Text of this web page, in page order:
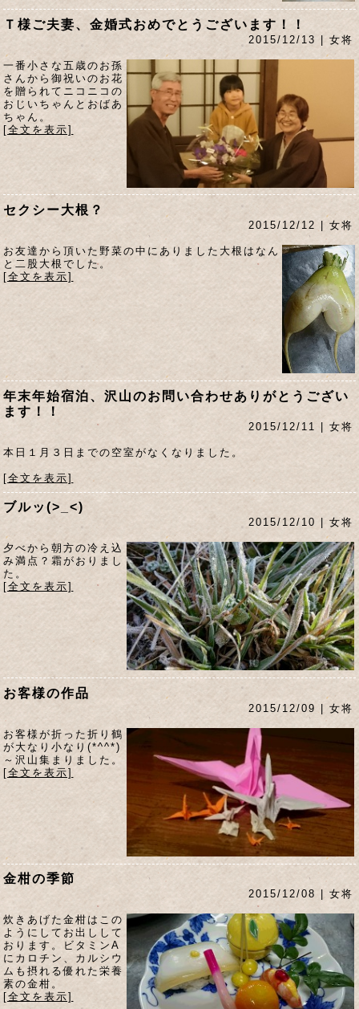
Ｔ様ご夫妻、金婚式おめでとうございます！！
2015/12/13 | 女将
一番小さな五歳のお孫
さんから御祝いのお花
を贈られてニコニコの
おじいちゃんとおばあ
ちゃん。
[全文を表示]
セクシー大根？
2015/12/12 | 女将
お友達から頂いた野菜の中にありました大根はなん
と二股大根でした。
[全文を表示]
年末年始宿泊、沢山のお問い合わせありがとうござい
ます！！
2015/12/11 | 女将
本日１月３日までの空室がなくなりました。
[全文を表示]
ブルッ(>_<)
2015/12/10 | 女将
夕べから朝方の冷え込
み満点？霜がおりまし
た。
[全文を表示]
お客様の作品
2015/12/09 | 女将
お客様が折った折り鶴
が大なり小なり(*^^*)
～沢山集まりました。
[全文を表示]
金柑の季節
2015/12/08 | 女将
炊きあげた金柑はこの
ようにしてお出しして
おります。ビタミンA
にカロチン、カルシウ
ムも摂れる優れた栄養
素の金柑。
[全文を表示]